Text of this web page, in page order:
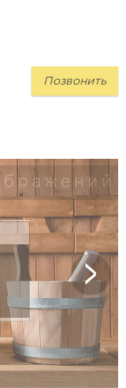
Позвонить